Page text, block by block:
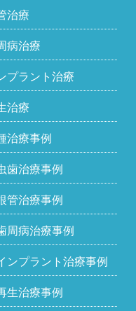
治療
病治療
プラント治療
治療
治療事例
歯治療事例
管治療事例
周病治療事例
ンプラント治療事例
生治療事例